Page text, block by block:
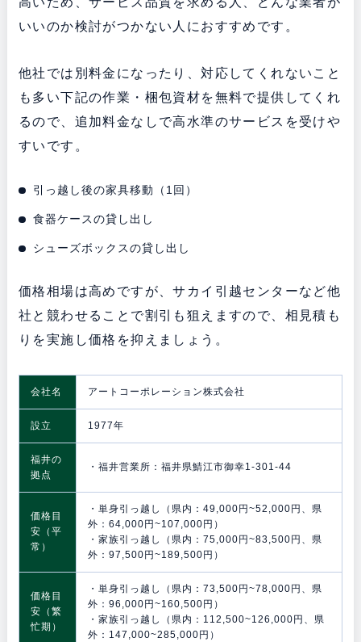
いいのか検討がつかない人におすすめです。
他社では別料金になったり、対応してくれないこと
も多い下記の作業・梱包資材を無料で提供してくれ
るので、追加料金なしで高水準のサービスを受けや
すいです。
引っ越し後の家具移動（1回）
食器ケースの貸し出し
シューズボックスの貸し出し
価格相場は高めですが、サカイ引越センターなど他
社と競わせることで割引も狙えますので、相見積も
りを実施し価格を抑えましょう。
会社名 アートコーポレーション株式会社
設立 1977年
福井の
拠点
・福井営業所：福井県鯖江市御幸1-301-44
価格目
安（平
常）
・単身引っ越し（県内：49,000円~52,000円、県
外：64,000円~107,000円）
・家族引っ越し（県内：75,000円~83,500円、県
外：97,500円~189,500円）
価格目
安（繁
忙期）
・単身引っ越し（県内：73,500円~78,000円、県
外：96,000円~160,500円）
・家族引っ越し（県内：112,500~126,000円、県
外：147,000~285,000円）